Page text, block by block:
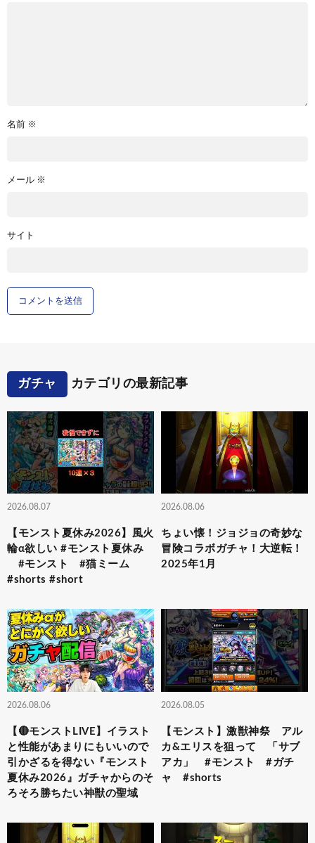
名前 ※
メール ※
サイト
ガチャ カテゴリの最新記事
2026.08.07
【モンスト夏休み2026】風火
輪α欲しい #モンスト夏休み
#モンスト #猫ミーム
#shorts #short
2026.08.06
ちょい懐！ジョジョの奇妙な
冒険コラボガチャ！大逆転！
2025年1月
2026.08.06
【🔴モンストLIVE】イラスト
と性能があまりにもいいので
引かざるを得ない『モンスト
夏休み2026』ガチャからのそ
ろそろ勝ちたい神獣の聖域
2026.08.05
【モンスト】激獣神祭 アル
カ&エリスを狙って 「サブ
アカ」 #モンスト #ガチ
ャ #shorts